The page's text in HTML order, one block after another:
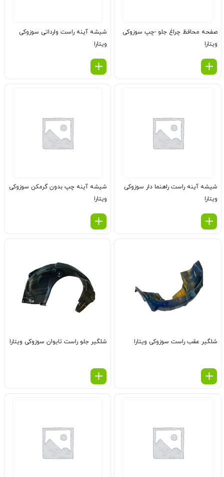
صفحه محافظ چراغ جلو -چپ سوزوکی
ویتارا
شیشه آینه راست وارداتی سوزوکی
ویتارا
شیشه آینه راست راهنما دار سوزوکی
ویتارا
شیشه آینه چپ بدون گرمكن سوزوکی
ویتارا
شلگیر عقب راست سوزوکی ویتارا شلگیر جلو راست تایوان سوزوکی ویتارا